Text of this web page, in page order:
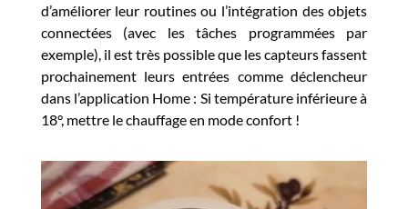
d’améliorer leur routines ou l’intégration des objets
connectées (avec les tâches programmées par
exemple), il est très possible que les capteurs fassent
prochainement leurs entrées comme déclencheur
dans l’application Home : Si température inférieure à
18°, mettre le chauffage en mode confort !